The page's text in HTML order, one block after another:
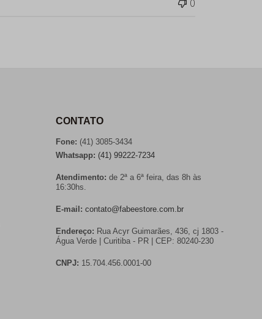
0
CONTATO
Fone: (41) 3085-3434
Whatsapp: (41) 99222-7234
Atendimento: de 2ª a 6ª feira, das 8h às
16:30hs.
E-mail: contato@fabeestore.com.br
Endereço: Rua Acyr Guimarães, 436, cj 1803 -
Água Verde | Curitiba - PR | CEP: 80240-230
CNPJ: 15.704.456.0001-00